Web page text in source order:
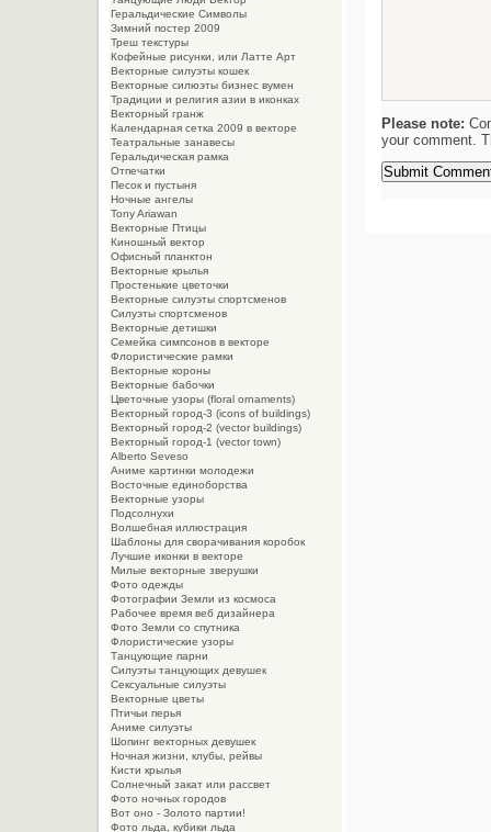
Please note:
your comment.
Геральдические Символы
Зимний постер 2009
Треш текстуры
Кофейные рисунки, или Латте Арт
Векторные силуэты кошек
Векторные силюэты бизнес вумен
Традиции и религия азии в иконках
Векторный гранж
Календарная сетка 2009 в векторе
Театральные занавесы
Геральдическая рамка
Отпечатки
Песок и пустыня
Ночные ангелы
Tony Ariawan
Векторные Птицы
Киношный вектор
Офисный планктон
Векторные крылья
Простенькие цветочки
Векторные силуэты спортсменов
Силуэты спортсменов
Векторные детишки
Семейка симпсонов в векторе
Флористические рамки
Векторные короны
Векторные бабочки
Цветочные узоры (floral ornaments)
Векторный город-3 (icons of buildings)
Векторный город-2 (vector buildings)
Векторный город-1 (vector town)
Alberto Seveso
Aниме картинки молодежи
Восточные единоборства
Векторные узоры
Подсолнухи
Волшебная иллюстрация
Шаблоны для сворачивания коробок
Лучшие иконки в векторе
Милые векторные зверушки
Фото одежды
Фотографии Земли из космоса
Рабочее время веб дизайнера
Фото Земли со спутника
Флористические узоры
Танцующие парни
Силуэты танцующих девушек
Сексуальные силуэты
Векторные цветы
Птичьи перья
Аниме силуэты
Шопинг векторных девушек
Ночная жизни, клубы, рейвы
Кисти крылья
Солнечный закат или рассвет
Фото ночных городов
Вот оно - Золото партии!
Фото льда, кубики льда